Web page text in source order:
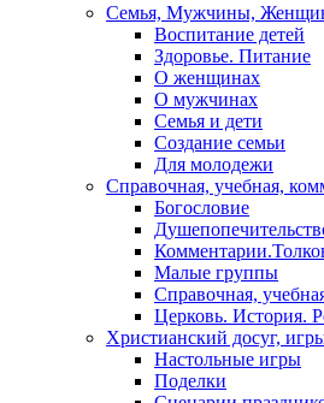
Семья, Мужчины,
Воспитание детей
Здоровье. Питание
О женщинах
О мужчинах
Семья и дети
Создание семьи
Для молодежи
Справочная, учебная,
Богословие
Малые группы
Справочная,
Церковь. История.
Христианский досуг,
Настольные игры
Поделки